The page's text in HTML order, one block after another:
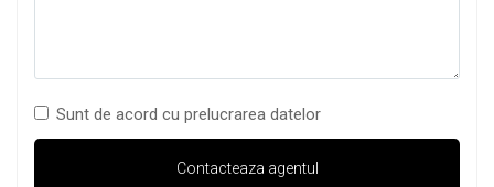
Sunt de acord cu prelucrarea datelor